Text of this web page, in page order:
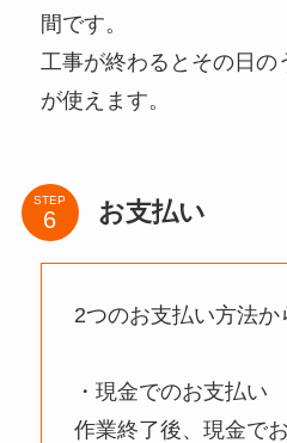
間です。
工事が終わるとその日の
が使えます。
STEP お支払い
2つのお支払い方法か
・現金でのお支払い
作業終了後、現金で